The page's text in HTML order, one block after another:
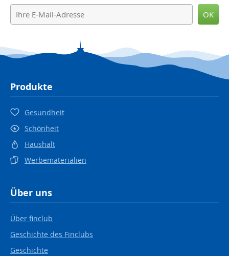
OK
Produkte
Gesundheit
Schönheit
Haushalt
Werbematerialien
Über uns
Über finclub
Geschichte des Finclubs
Geschichte